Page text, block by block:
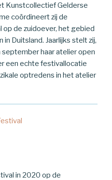
Kunstcollectief Gelderse
coördineert zij de
de zuidoever, het gebied
Duitsland. Jaarlijks stelt zij,
haar atelier open
een echte festivallocatie
optredens in het atelier
in 2020 op de